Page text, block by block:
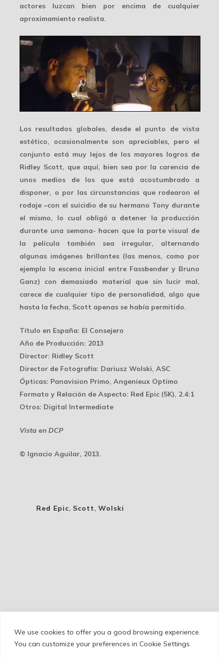
We use cookies to offer you a good browsing experience.
You can customize your preferences in Cookie Settings.
actores luzcan bien por encima de cualquier
aproximamiento realista.
Los resultados globales, desde el punto de vista
estético, ocasionalmente son apreciables, pero el
conjunto está muy lejos de los mayores logros de
Ridley Scott, que aquí, bien sea por la carencia de
unos medios de los que está acostumbrado a
disponer, o por las circunstancias que rodearon el
rodaje –con el suicidio de su hermano Tony durante
el mismo, lo cual obligó a detener la producción
durante una semana- hacen que la parte visual de
la película también sea irregular, alternando
algunas imágenes brillantes (las menos, como por
ejemplo la escena inicial entre Fassbender y Bruno
Ganz) con demasiado material que sin lucir mal,
carece de cualquier tipo de personalidad, algo que
hasta la fecha, Scott apenas se había permitido.
Título en España: El Consejero
Año de Producción: 2013
Director: Ridley Scott
Director de Fotografía: Dariusz Wolski, ASC
Ópticas: Panavision Primo, Angenieux Optimo
Formato y Relación de Aspecto: Red Epic (5K), 2.4:1
Otros: Digital Intermediate
Vista en DCP
© Ignacio Aguilar, 2013.
Red Epic, Scott, Wolski
Cookie Policy/Privacy Policy /Legal Warning